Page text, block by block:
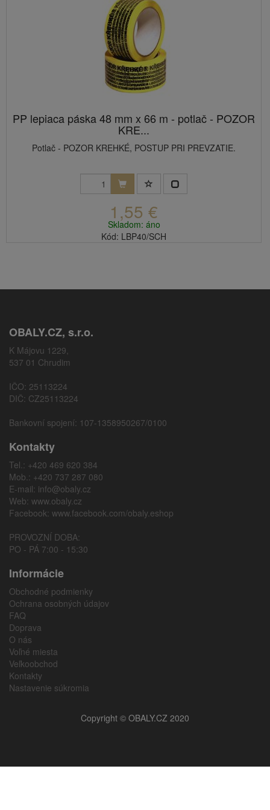
PP lepiaca páska 48 mm x 66 m - potlač - POZOR
KRE...
Potlač - POZOR KREHKÉ, POSTUP PRI PREVZATIE.
1,55 €
Skladom: áno
Kód: LBP40/SCH
OBALY.CZ, s.r.o.
K Májovu 1229,
537 01 Chrudim
IČO: 25113224
DIČ: CZ25113224
Bankovní spojení: 107-1358950267/0100
Kontakty
Tel.: +420 469 620 384
Mob.: +420 737 287 080
E-mail: info@obaly.cz
Web: www.obaly.cz
Facebook: www.facebook.com/obaly.eshop
PROVOZNÍ DOBA:
PO - PÁ 7:00 - 15:30
Informácie
Obchodné podmienky
Ochrana osobných údajov
FAQ
Doprava
O nás
Voľné miesta
Veľkoobchod
Kontakty
Nastavenie súkromia
Copyright © OBALY.CZ 2020